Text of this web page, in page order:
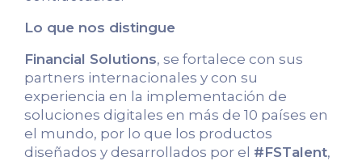
Lo que nos distingue
Financial Solutions, se fortalece con sus
partners internacionales y con su
experiencia en la implementación de
soluciones digitales en más de 10 países en
el mundo, por lo que los productos
diseñados y desarrollados por el #FSTalent,